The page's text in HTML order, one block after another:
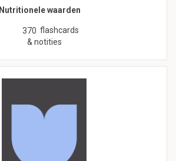
Nutritionele waarden
370 flashcards
& notities